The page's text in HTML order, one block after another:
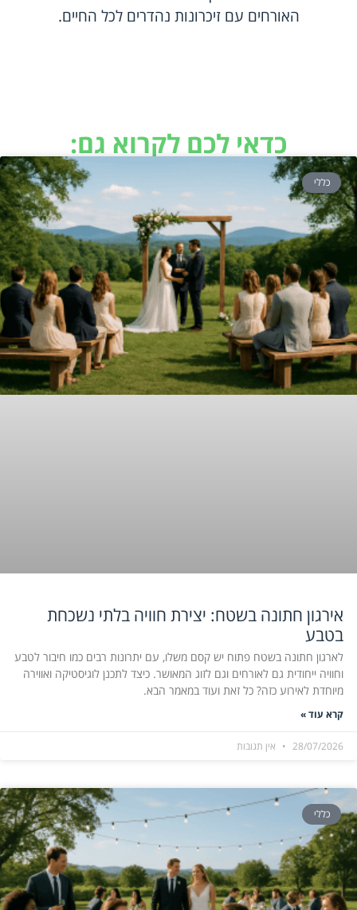
האורחים עם זיכרונות נהדרים לכל החיים.
כדאי לכם לקרוא גם:
כללי
אירגון חתונה בשטח: יצירת חוויה בלתי נשכחת
בטבע
לארגון חתונה בשטח פתוח יש קסם משלו, עם יתרונות רבים כמו חיבור לטבע
וחוויה ייחודית גם לאורחים וגם לזוג המאושר. כיצד לתכנן לוגיסטיקה ואווירה
מיוחדת לאירוע כזה? כל זאת ועוד במאמר הבא.
קרא עוד »
28/07/2026 אין תגובות
כללי